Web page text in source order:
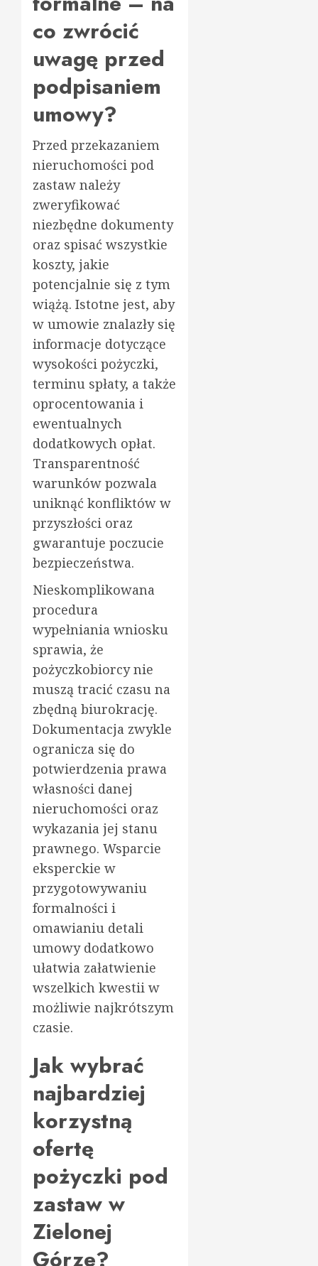
co zwrócić
uwagę przed
podpisaniem
umowy?
Przed przekazaniem
nieruchomości pod
zastaw należy
zweryfikować
niezbędne dokumenty
oraz spisać wszystkie
koszty, jakie
potencjalnie się z tym
wiążą. Istotne jest, aby
w umowie znalazły się
informacje dotyczące
wysokości pożyczki,
terminu spłaty, a także
oprocentowania i
ewentualnych
dodatkowych opłat.
Transparentność
warunków pozwala
uniknąć konfliktów w
przyszłości oraz
gwarantuje poczucie
bezpieczeństwa.
Nieskomplikowana
procedura
wypełniania wniosku
sprawia, że
pożyczkobiorcy nie
muszą tracić czasu na
zbędną biurokrację.
Dokumentacja zwykle
ogranicza się do
potwierdzenia prawa
własności danej
nieruchomości oraz
wykazania jej stanu
prawnego. Wsparcie
eksperckie w
przygotowywaniu
formalności i
omawianiu detali
umowy dodatkowo
ułatwia załatwienie
wszelkich kwestii w
możliwie najkrótszym
czasie.
Jak wybrać
najbardziej
korzystną
ofertę
pożyczki pod
zastaw w
Zielonej
Górze?